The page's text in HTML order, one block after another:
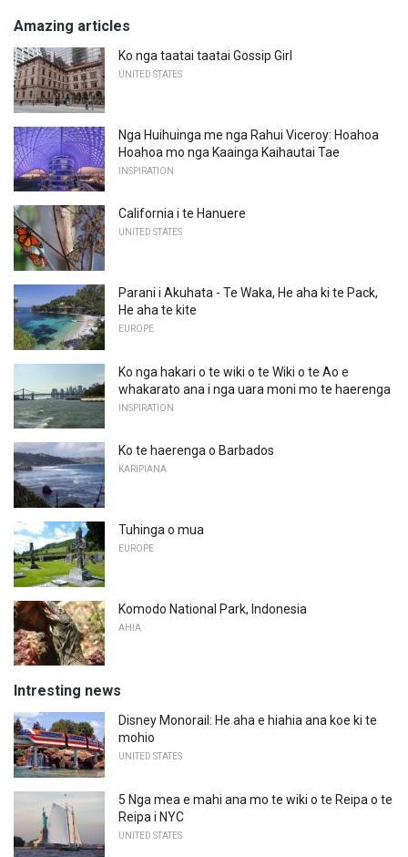
Amazing articles
Ko nga taatai ​​taatai ​​Gossip Girl
UNITED STATES
Nga Huihuinga me nga Rahui Viceroy: Hoahoa
Hoahoa mo nga Kaainga Kaihautai Tae
INSPIRATION
California i te Hanuere
UNITED STATES
Parani i Akuhata - Te Waka, He aha ki te Pack,
He aha te kite
EUROPE
Ko nga hakari o te wiki o te Wiki o te Ao e
whakarato ana i nga uara moni mo te haerenga
INSPIRATION
Ko te haerenga o Barbados
KARIPIANA
Tuhinga o mua
EUROPE
Komodo National Park, Indonesia
AHIA
Intresting news
Disney Monorail: He aha e hiahia ana koe ki te
mohio
UNITED STATES
5 Nga mea e mahi ana mo te wiki o te Reipa o te
Reipa i NYC
UNITED STATES